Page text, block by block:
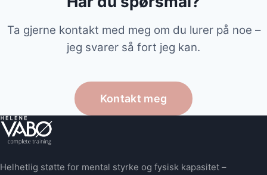
Ta gjerne kontakt med meg om du lurer på noe –
jeg svarer så fort jeg kan.
Kontakt meg
Helhetlig støtte for mental styrke og fysisk kapasitet –